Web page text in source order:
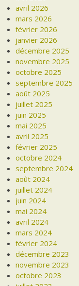
avril 2026
mars 2026
février 2026
janvier 2026
décembre 2025
novembre 2025
octobre 2025
septembre 2025
août 2025
juillet 2025
juin 2025
mai 2025
avril 2025
février 2025
octobre 2024
septembre 2024
août 2024
juillet 2024
juin 2024
mai 2024
avril 2024
mars 2024
février 2024
décembre 2023
novembre 2023
octobre 2023